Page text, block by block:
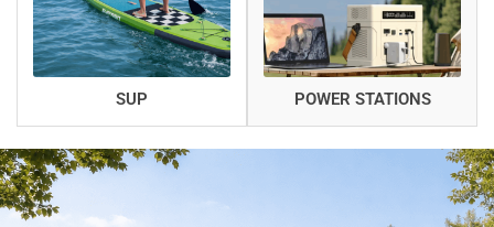
SUP POWER STATIONS